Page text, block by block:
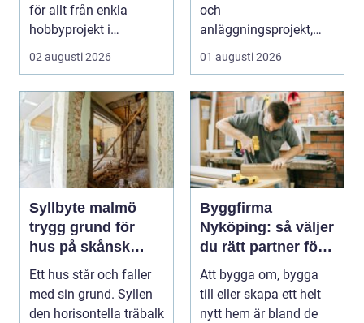
för allt från enkla
hobbyprojekt i
verkstaden till k...
02 augusti 2026
och
anläggningsprojekt,
med ansvar för att
01 augusti 2026
Syllbyte malmö
trygg grund för
hus på skånsk
mark
Ett hus står och faller
med sin grund. Syllen
den horisontella träbalk
Byggfirma
Nyköping: så väljer
du rätt partner för
ditt projekt
Att bygga om, bygga
till eller skapa ett helt
nytt hem är bland de